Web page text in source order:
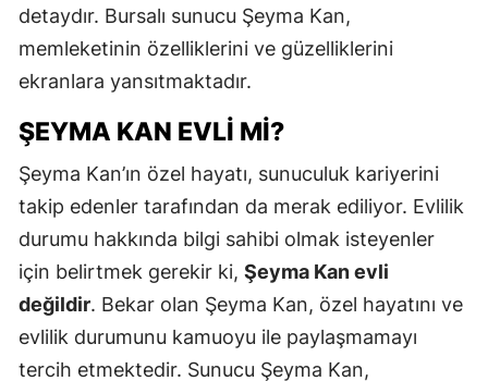
detaydır. Bursalı sunucu Şeyma Kan,
memleketinin özelliklerini ve güzelliklerini
ekranlara yansıtmaktadır.
ŞEYMA KAN EVLI MI?
Şeyma Kan’ın özel hayatı, sunuculuk kariyerini
takip edenler tarafından da merak ediliyor. Evlilik
durumu hakkında bilgi sahibi olmak isteyenler
için belirtmek gerekir ki, Şeyma Kan evli
değildir. Bekar olan Şeyma Kan, özel hayatını ve
evlilik durumunu kamuoyu ile paylaşmamayı
tercih etmektedir. Sunucu Şeyma Kan,